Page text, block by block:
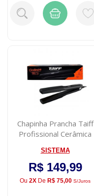
Chapinha Prancha Taiff
Profissional Cerâmica
SISTEMA
R$ 149,99
Ou 2X De R$ 75,00 S/juros